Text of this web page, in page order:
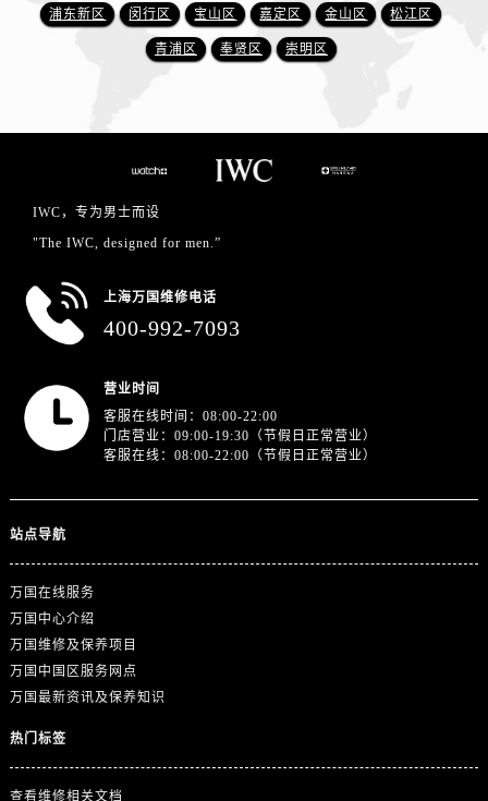
浦东新区 闵行区 宝山区 嘉定区 金山区 松江区
青浦区 奉贤区 崇明区
IWC，专为男士而设
"The IWC, designed for men.”
上海万国维修电话
400-992-7093
营业时间
客服在线时间：08:00-22:00
门店营业：09:00-19:30（节假日正常营业）
客服在线：08:00-22:00（节假日正常营业）
站点导航
万国在线服务
万国中心介绍
万国维修及保养项目
万国中国区服务网点
万国最新资讯及保养知识
热门标签
查看维修相关文档